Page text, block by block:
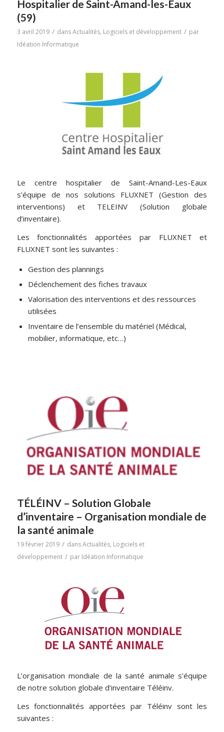
Hospitalier de Saint-Amand-les-Eaux
(59)
3 avril 2019 / dansActualités, Logiciels et développement / par
Idéation Informatique
Le centre hospitalier de Saint-Amand-Les-Eaux
s’équipe de nos solutions FLUXNET (Gestion des
interventions) et TELEINV (Solution globale
d’inventaire).
Les fonctionnalités apportées par FLUXNET et
FLUXNET sont les suivantes :
Gestion des plannings
Déclenchement des fiches travaux
Valorisation des interventions et des ressources
utilisées
Inventaire de l’ensemble du matériel (Médical,
mobilier, informatique, etc…)
TÉLÉINV – Solution Globale
d’inventaire – Organisation mondiale de
la santé animale
19 février 2019 / dansActualités, Logiciels et
développement / par Idéation Informatique
L’organisation mondiale de la santé animale s’équipe
de notre solution globale d’inventaire Téléinv.
Les fonctionnalités apportées par Téléinv sont les
suivantes :